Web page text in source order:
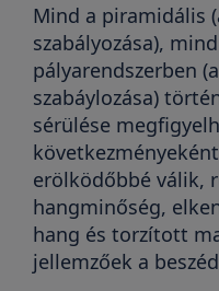
Mind a piramidális
szabályozása),
pályarendszerben
szabáylozása)
sérülése
erölködőbbé válik,
hangminőség,
hang és torzított
jellemzőek a